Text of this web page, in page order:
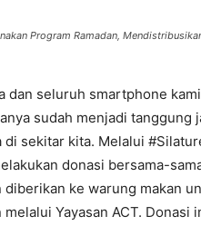
Program Ramadan,
dan seluruh smartphone
sudah menjadi tanggung
di sekitar kita. Melalui
donasi bersama-
ke warung makan
Yayasan ACT. Donasi